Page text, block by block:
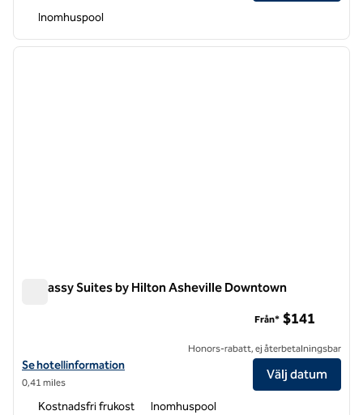
Inomhuspool
1 av 12
nästa
Embassy Suites by Hilton Asheville Downtown
Visa hotelluppgifter för Embassy Suites by Hilton Asheville
Se hotellinformation
0,41 miles
Från* $141
Honors-rabatt, ej återbetalningsbar
Välj datum
Kostnadsfri frukost Inomhuspool